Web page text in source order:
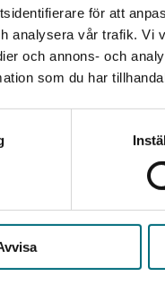
för att
analysera vår trafik. Vi
och annons- och
som du har
Det verkar
en enhet
utanför